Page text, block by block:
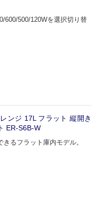
600/500/120Wを選択切り替
ンジ 17L フラット 縦開き
ER-S6B-W
るフラット庫内モデル。